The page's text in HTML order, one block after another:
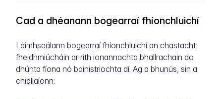
Cad a dhéanann bogearraí fhíonchluichí
Láimhseálann bogearraí fhíonchluichí an chastacht
fheidhmiúcháin ar rith ionannachta bhallrachain do
dhúnta fíona nó bainistriochta dí. Ag a bhunús, sin a
chiallaíonn: